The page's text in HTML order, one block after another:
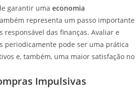
garantir uma economia
representa um passo importante
responsável das finanças. Avaliar e
periodicamente pode ser uma prática
e, também, uma maior satisfação no
Impulsivas